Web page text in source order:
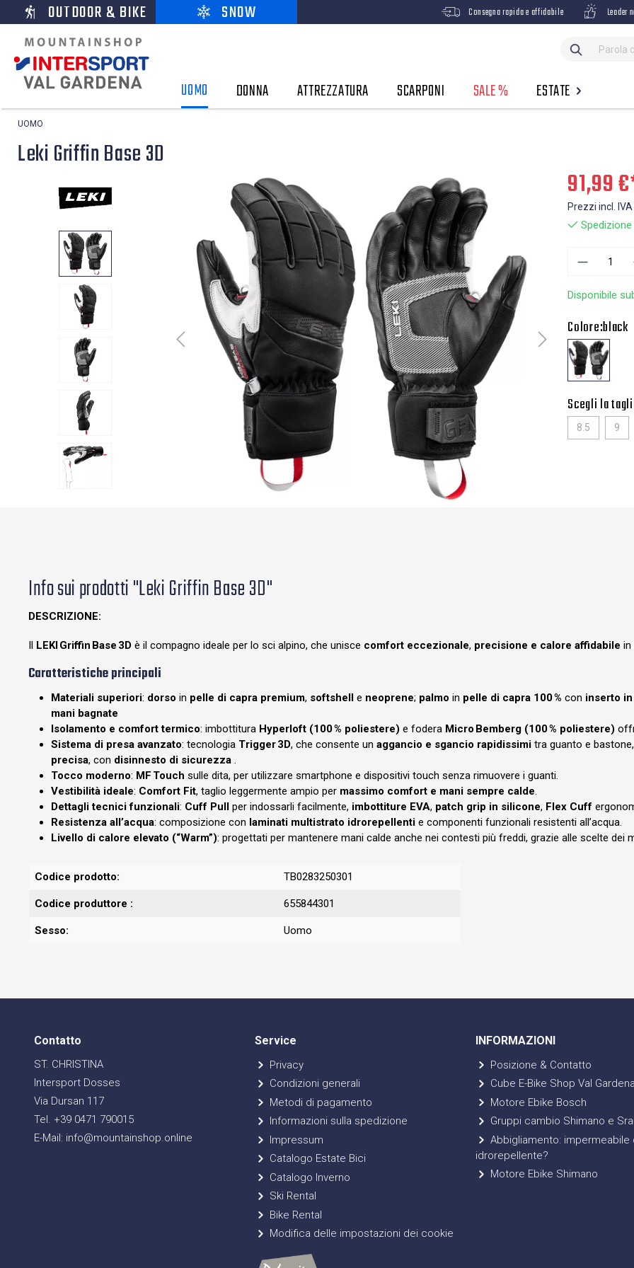
OUTDOOR & BIKE SNOW Consegna rapida e affidabile
UOMO DONNA ATTREZZATURA SCARPONI SALE % ESTATE
UOMO
Leki Griffin Base 3D
91,99
Prezzi incl.
Disponibile
Colore:black
Scegli la
8.5 9
Info sui prodotti "Leki Griffin Base 3D"
DESCRIZIONE:
Il LEKI Griffin Base 3D è il compagno ideale per lo sci alpino, che unisce comfort eccezionale, precisione e calore affidabile in
Caratteristiche principali
Materiali superiori: dorso in pelle di capra premium, softshell e neoprene; palmo in pelle di capra 100 % con inserto
mani bagnate
Isolamento e comfort termico: imbottitura Hyperloft (100 % poliestere) e fodera Micro Bemberg (100 % poliestere)
Sistema di presa avanzato: tecnologia Trigger 3D, che consente un aggancio e sgancio rapidissimi tra guanto e
precisa, con disinnesto di sicurezza .
Tocco moderno: MF Touch sulle dita, per utilizzare smartphone e dispositivi touch senza rimuovere i guanti.
Vestibilità ideale: Comfort Fit, taglio leggermente ampio per massimo comfort e mani sempre calde.
Dettagli tecnici funzionali: Cuff Pull per indossarli facilmente, imbottiture EVA, patch grip in silicone, Flex Cuff
Resistenza all’acqua: composizione con laminati multistrato idrorepellenti e componenti funzionali resistenti all’acqua.
Livello di calore elevato (“Warm”): progettati per mantenere mani calde anche nei contesti più freddi, grazie alle scelte dei
Codice prodotto: TB0283250301
Codice produttore : 655844301
Sesso: Uomo
Contatto
ST. CHRISTINA
Intersport Dosses
Via Dursan 117
Tel. +39 0471 790015
E-Mail: info@mountainshop.online
Service
Privacy
Condizioni generali
Metodi di pagamento
Informazioni sulla spedizione
Impressum
Catalogo Estate Bici
Catalogo Inverno
Ski Rental
Bike Rental
Modifica delle impostazioni dei cookie
INFORMAZIONI
Posizione & Contatto
Cube E-Bike Shop Val Gardena
Motore Ebike Bosch
Gruppi cambio Shimano e
Abbigliamento: impermeabile
idrorepellente?
Motore Ebike Shimano